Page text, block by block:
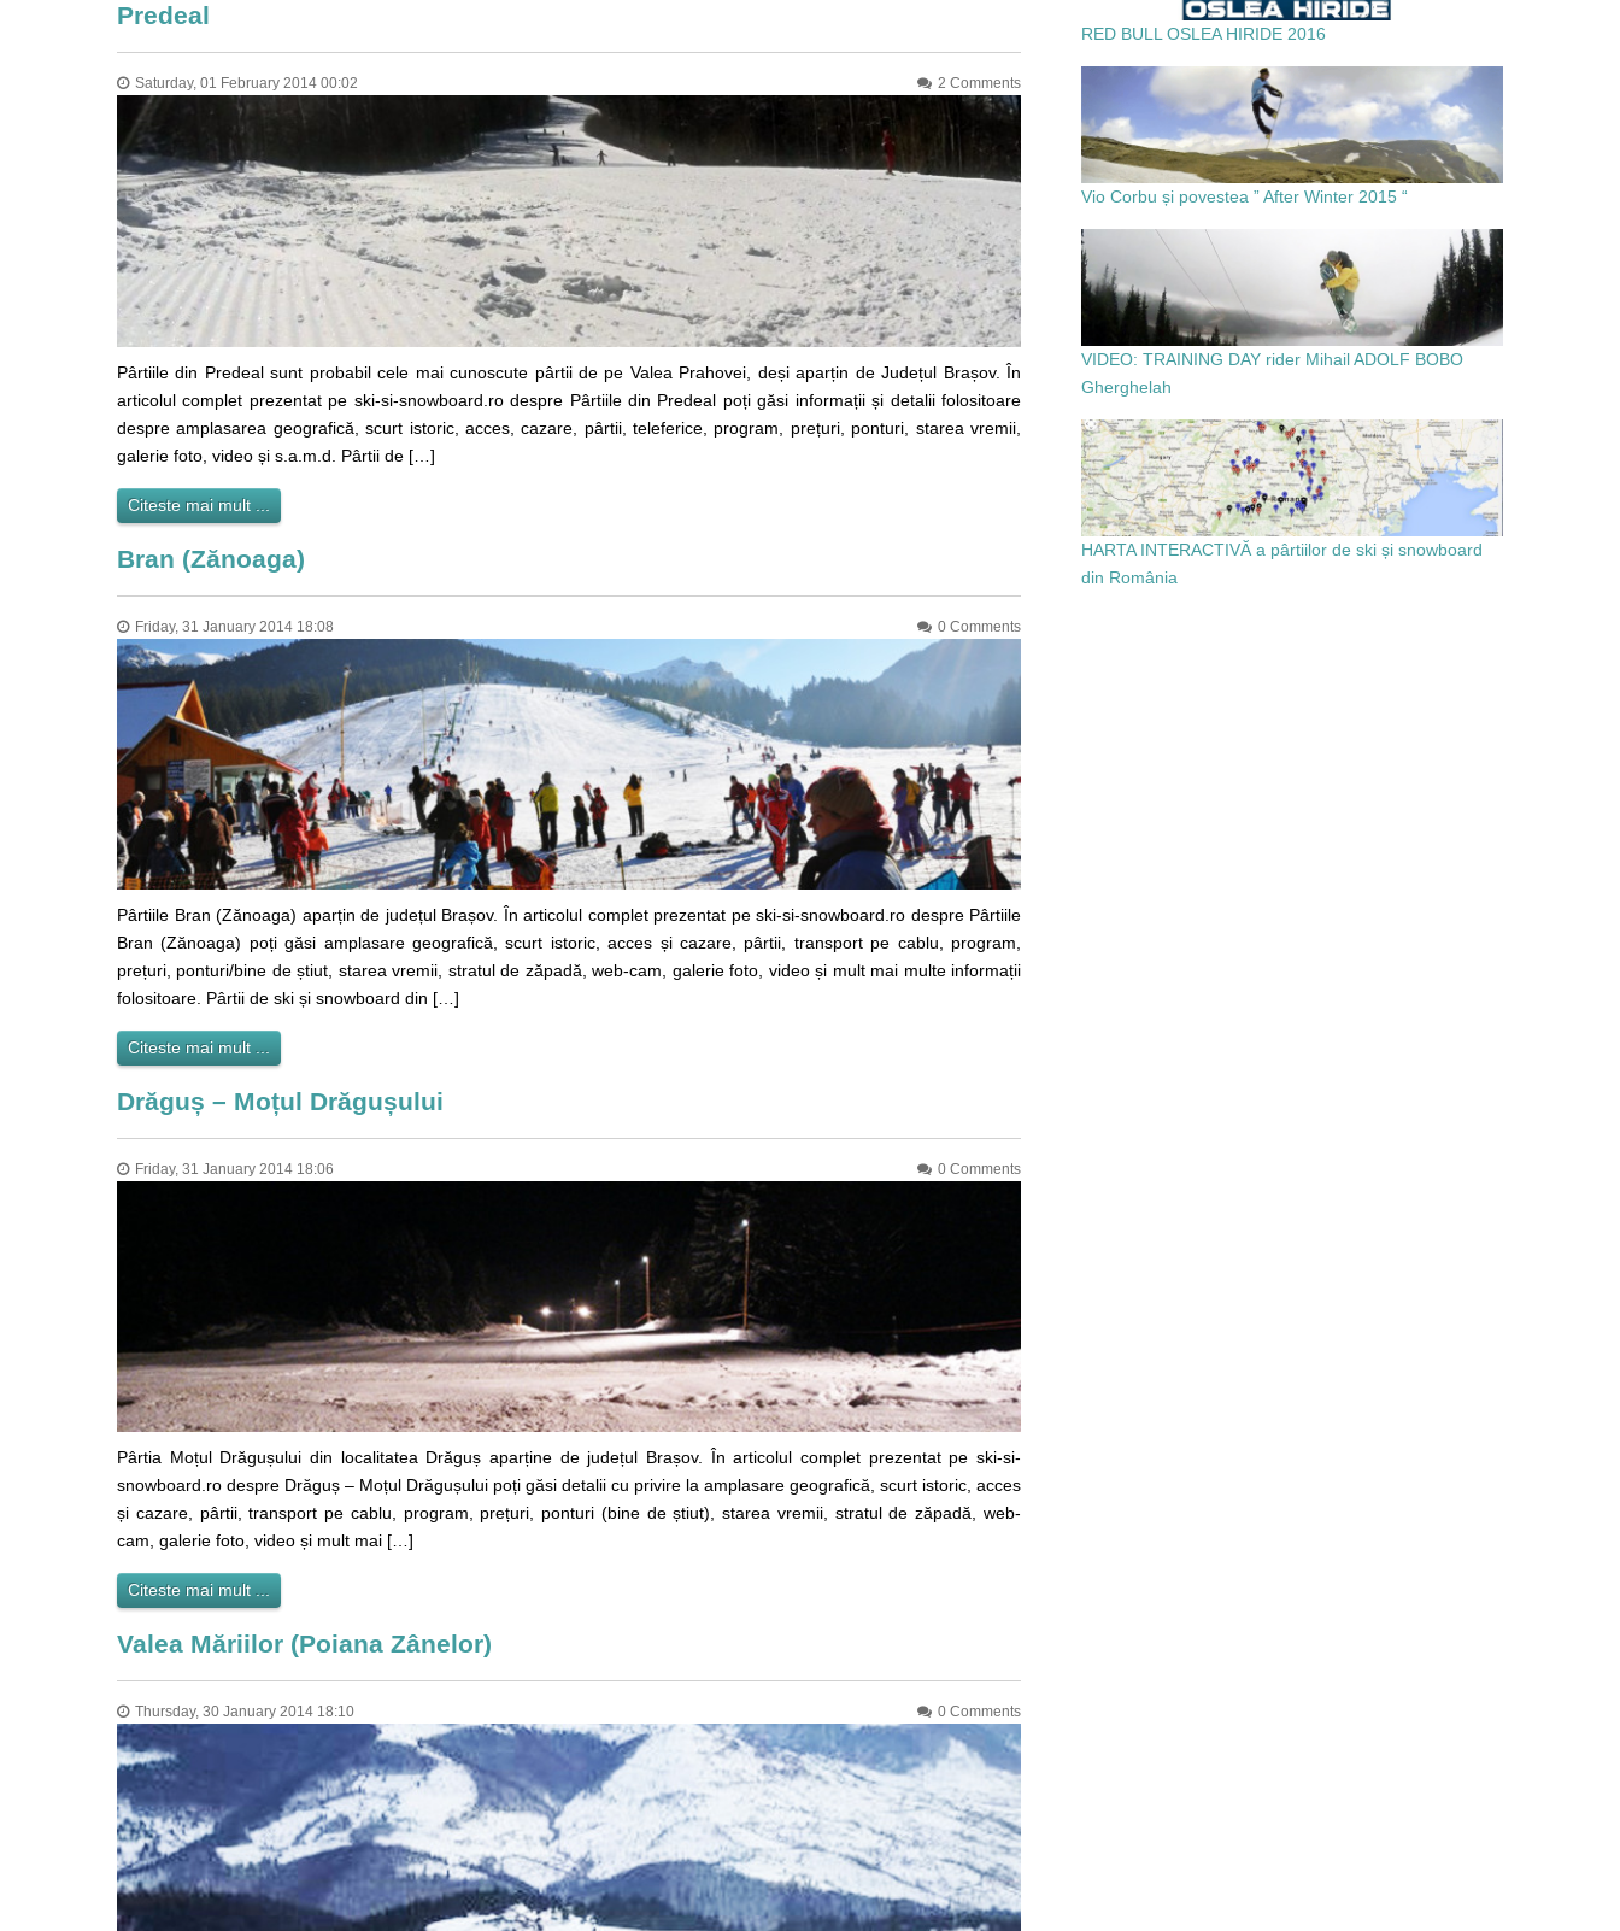
Predeal
Saturday, 01 February 2014 00:02 2 Comments
Pârtiile din Predeal sunt probabil cele mai cunoscute pârtii de pe Valea Prahovei, deși aparțin de Județul Brașov. În
articolul complet prezentat pe ski-si-snowboard.ro despre Pârtiile din Predeal poți găsi informații și detalii folositoare
despre amplasarea geografică, scurt istoric, acces, cazare, pârtii, teleferice, program, prețuri, ponturi, starea vremii,
galerie foto, video și s.a.m.d. Pârtii de […]
Citeste mai mult ...
Bran (Zănoaga)
Friday, 31 January 2014 18:08 0 Comments
Pârtiile Bran (Zănoaga) aparțin de județul Brașov. În articolul complet prezentat pe ski-si-snowboard.ro despre Pârtiile
Bran (Zănoaga) poți găsi amplasare geografică, scurt istoric, acces și cazare, pârtii, transport pe cablu, program,
prețuri, ponturi/bine de știut, starea vremii, stratul de zăpadă, web-cam, galerie foto, video și mult mai multe informații
folositoare. Pârtii de ski și snowboard din […]
Citeste mai mult ...
Drăguș – Moțul Drăgușului
Friday, 31 January 2014 18:06 0 Comments
Pârtia Moțul Drăgușului din localitatea Drăguș aparține de județul Brașov. În articolul complet prezentat pe ski-si-
snowboard.ro despre Drăguș – Moțul Drăgușului poți găsi detalii cu privire la amplasare geografică, scurt istoric, acces
și cazare, pârtii, transport pe cablu, program, prețuri, ponturi (bine de știut), starea vremii, stratul de zăpadă, web-
cam, galerie foto, video și mult mai […]
Citeste mai mult ...
Valea Măriilor (Poiana Zânelor)
Thursday, 30 January 2014 18:10 0 Comments
RED BULL OSLEA HIRIDE 2016
Vio Corbu și povestea ” After Winter 2015 “
VIDEO: TRAINING DAY rider Mihail ADOLF BOBO
Gherghelah
HARTA INTERACTIVĂ a pârtiilor de ski și snowboard
din România